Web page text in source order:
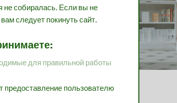
не собиралась. Если вы не
следует покинуть сайт.
для правильной работы
предоставление пользователю